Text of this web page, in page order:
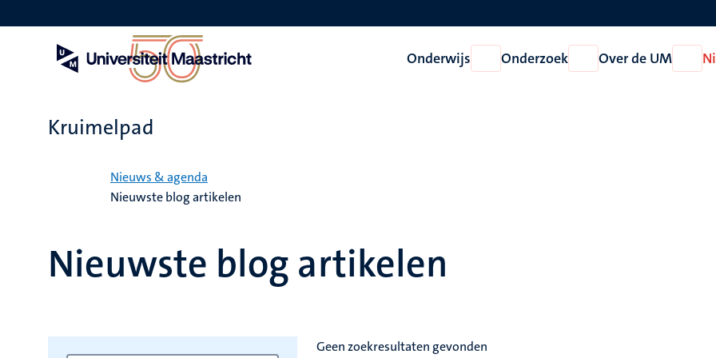
en
Onderwijs
Open
Onderwijs
Onderzoek
Open
Onderzoek
Over de UM
Open
Over
Kruimelpad
Nieuws & agenda
Nieuwste blog artikelen
Nieuwste blog artikelen
Geen zoekresultaten gevonden